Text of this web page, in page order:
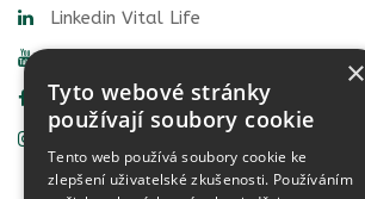
Linkedin Vital Life
Facebook Food Detective
Instagram Food Detective
×
Tyto webové stránky
používají soubory cookie
Tento web používá soubory cookie ke
zlepšení uživatelské zkušenosti. Používáním